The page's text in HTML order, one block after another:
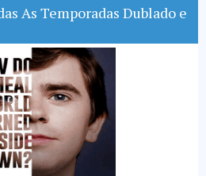
As Temporadas Dublado e